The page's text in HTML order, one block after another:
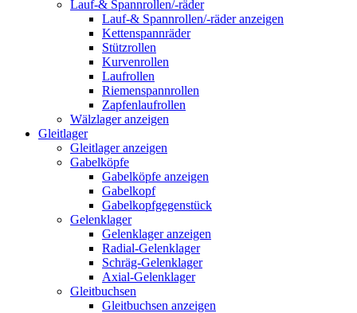
Lauf-& Spannrollen/-räder
Lauf-& Spannrollen/-räder anzeigen
Kettenspannräder
Stützrollen
Kurvenrollen
Laufrollen
Riemenspannrollen
Zapfenlaufrollen
Wälzlager anzeigen
Gleitlager
Gleitlager anzeigen
Gabelköpfe
Gabelköpfe anzeigen
Gabelkopf
Gabelkopfgegenstück
Gelenklager
Gelenklager anzeigen
Radial-Gelenklager
Schräg-Gelenklager
Axial-Gelenklager
Gleitbuchsen
Gleitbuchsen anzeigen